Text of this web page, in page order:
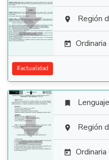
  Región

#actualidad


 Región
